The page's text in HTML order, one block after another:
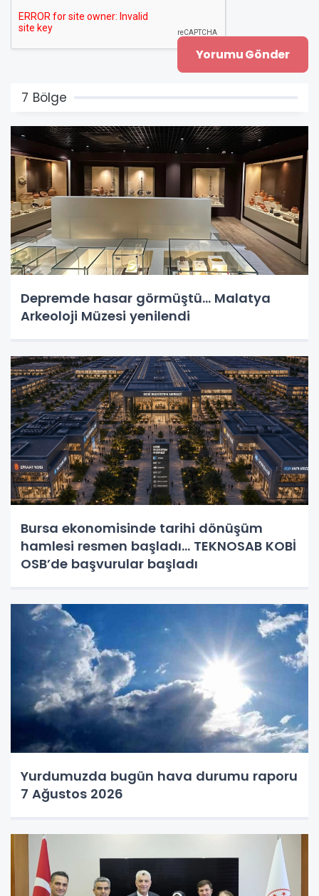
7 Bölge
Depremde hasar görmüştü... Malatya
Arkeoloji Müzesi yenilendi
Bursa ekonomisinde tarihi dönüşüm
hamlesi resmen başladı... TEKNOSAB KOBİ
OSB’de başvurular başladı
Yurdumuzda bugün hava durumu raporu
7 Ağustos 2026